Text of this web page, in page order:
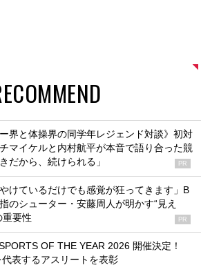
ー界と体操界の同学年レジェンド対談》初対
マイケルと内村航平が本音で語り合った競
だから、続けられる」
PR
やけているだけでも感覚が狂ってきます」B
のシューター・安藤周人が明かす“見え
重要性
PR
OF THE YEAR 2026 開催決定！
表するアスリートを表彰